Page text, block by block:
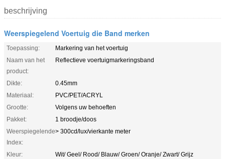
beschrijving
Weerspiegelend Voertuig die Band merken
Toepassing:
Markering van het voertuig
Naam van het
product:
Reflectieve voertuigmarkeringsband
Dikte:
0.45mm
Materiaal:
PVC/PET/ACRYL
Grootte:
Volgens uw behoeften
Pakket:
1 broodje/doos
Weerspiegelende
Index:
> 300cd/lux/vierkante meter
Kleur:
Wit/ Geel/ Rood/ Blauw/ Groen/ Oranje/ Zwart/ Grijz